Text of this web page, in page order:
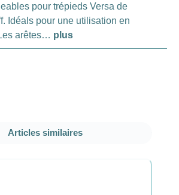
pour trépieds Versa de
Idéals pour une utilisation en
arêtes… plus
de produits
Articles similaires